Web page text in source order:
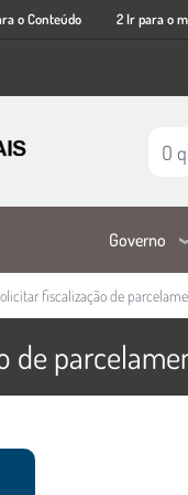
o Conteúdo 2 Ir para o
Governo
fiscalização de
de
do